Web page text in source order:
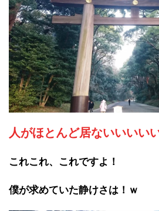
人がほとんど居ないいいい
これこれ、これですよ！
僕が求めていた静けさは！ｗ